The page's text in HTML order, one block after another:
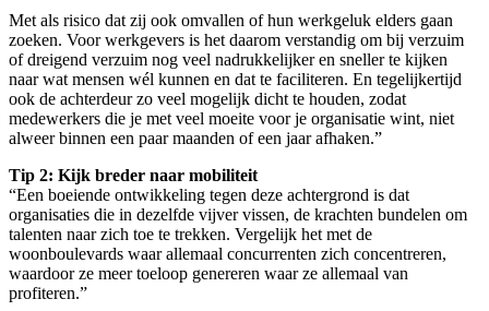
Met als risico dat zij ook omvallen of hun werkgeluk elders gaan
zoeken. Voor werkgevers is het daarom verstandig om bij verzuim
of dreigend verzuim nog veel nadrukkelijker en sneller te kijken
naar wat mensen wél kunnen en dat te faciliteren. En tegelijkertijd
ook de achterdeur zo veel mogelijk dicht te houden, zodat
medewerkers die je met veel moeite voor je organisatie wint, niet
alweer binnen een paar maanden of een jaar afhaken.”
Tip 2: Kijk breder naar mobiliteit
“Een boeiende ontwikkeling tegen deze achtergrond is dat
organisaties die in dezelfde vijver vissen, de krachten bundelen om
talenten naar zich toe te trekken. Vergelijk het met de
woonboulevards waar allemaal concurrenten zich concentreren,
waardoor ze meer toeloop genereren waar ze allemaal van
profiteren.”